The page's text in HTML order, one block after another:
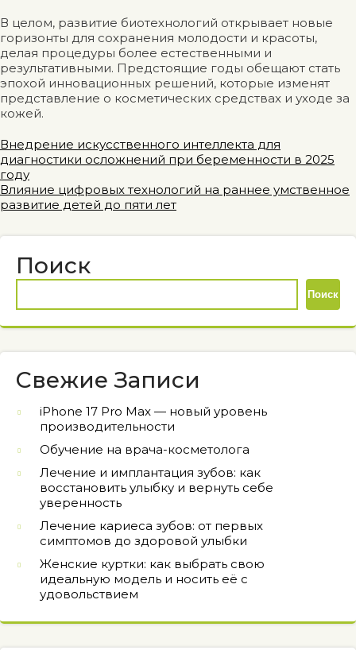
В целом, развитие биотехнологий открывает новые
горизонты для сохранения молодости и красоты,
делая процедуры более естественными и
результативными. Предстоящие годы обещают стать
эпохой инновационных решений, которые изменят
представление о косметических средствах и уходе за
кожей.
Навигация
по
записям
Внедрение искусственного интеллекта для
диагностики осложнений при беременности в 2025
году
Влияние цифровых технологий на раннее умственное
развитие детей до пяти лет
Поиск
Поиск
Свежие Записи
iPhone 17 Pro Max — новый уровень
производительности
Обучение на врача-косметолога
Лечение и имплантация зубов: как
восстановить улыбку и вернуть себе
уверенность
Лечение кариеса зубов: от первых
симптомов до здоровой улыбки
Женские куртки: как выбрать свою
идеальную модель и носить её с
удовольствием